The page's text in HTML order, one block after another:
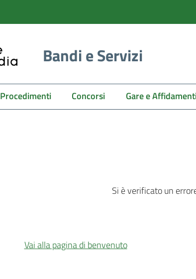
Bandi e Servizi
Procedimenti Concorsi Gare e
Si è verificato un
Vai alla pagina di benvenuto